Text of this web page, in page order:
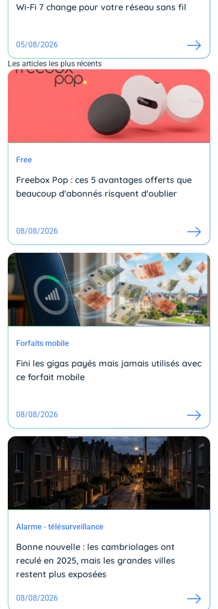
Wi-Fi 7 change pour votre réseau sans fil
05/08/2026
Les articles les plus récents
Free
Freebox Pop : ces 5 avantages offerts que
beaucoup d'abonnés risquent d'oublier
08/08/2026
Forfaits mobile
Fini les gigas payés mais jamais utilisés avec
ce forfait mobile
08/08/2026
Alarme - télésurveillance
Bonne nouvelle : les cambriolages ont
reculé en 2025, mais les grandes villes
restent plus exposées
08/08/2026